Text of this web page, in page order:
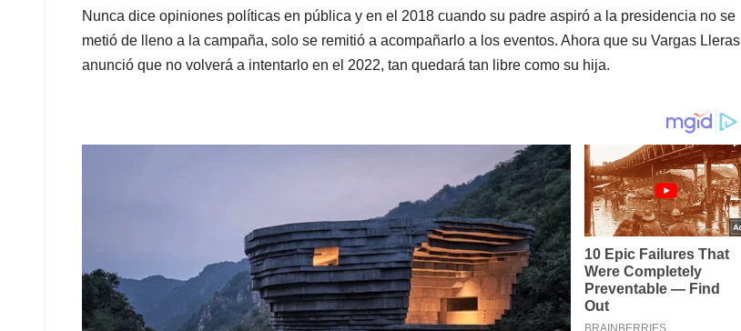
Nunca dice opiniones políticas en pública y en el 2018 cuando su padre aspiró a la presidencia no se
metió de lleno a la campaña, solo se remitió a acompañarlo a los eventos. Ahora que su Vargas Lleras
anunció que no volverá a intentarlo en el 2022, tan quedará tan libre como su hija.